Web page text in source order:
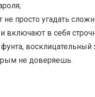
просто угадать
включают в себя
восклицательный
не доверяешь.